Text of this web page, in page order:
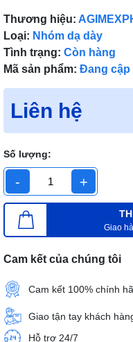
Thương hiệu:
Loại: Nhóm dạ dày
Tình trạng: Còn hàng
Mã sản phẩm: Đang cập
Liên hệ
Số lượng:
- +
Giao
Cam kết của chúng tôi
Cam kết 100% chính
Giao tận tay khách
Hỗ trợ 24/7